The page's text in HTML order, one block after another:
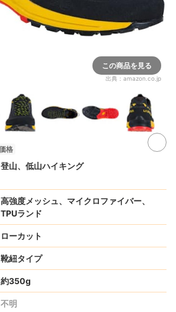
この商品を見る
出典： amazon.co.jp
格
登山、低山ハイキング
高強度メッシュ、マイクロファイバー、
TPUランド
ローカット
靴紐タイプ
約350g
不明